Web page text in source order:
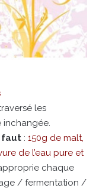
les
inchangée.
faut : 150g de malt,
de l’eau pure et
chaque
/ fermentation /